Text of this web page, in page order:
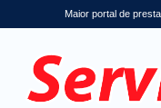
Maior portal de